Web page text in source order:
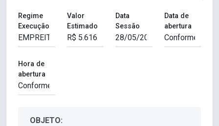
Regime
Execução
Valor
Estimado
Data
Sessão
Data de
abertura
Hora de
abertura
OBJETO: